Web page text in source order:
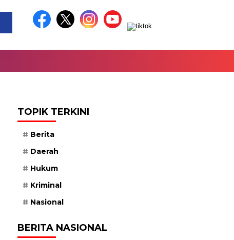
TOPIK TERKINI
Berita
Daerah
Hukum
Kriminal
Nasional
BERITA NASIONAL